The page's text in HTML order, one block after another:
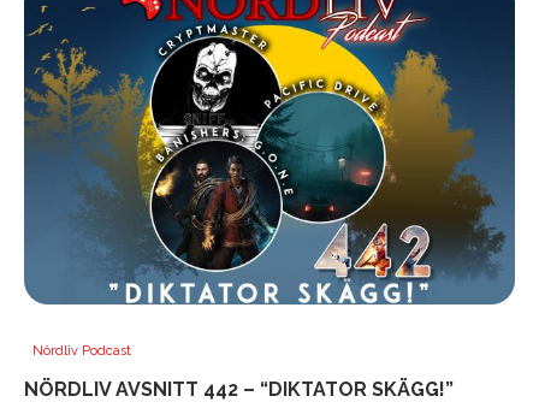
Nördliv Podcast
NÖRDLIV AVSNITT 442 – “DIKTATOR SKÄGG!”